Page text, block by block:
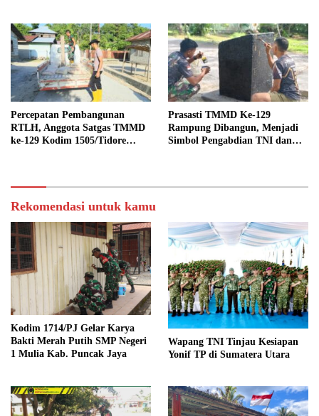
Percepatan Pembangunan
RTLH, Anggota Satgas TMMD
ke-129 Kodim 1505/Tidore
Prasasti TMMD Ke-129
Rampung Dibangun, Menjadi
Simbol Pengabdian TNI dan
Rekomendasi untuk kamu
Kodim 1714/PJ Gelar Karya
Bakti Merah Putih SMP Negeri
1 Mulia Kab. Puncak Jaya
Wapang TNI Tinjau Kesiapan
Yonif TP di Sumatera Utara